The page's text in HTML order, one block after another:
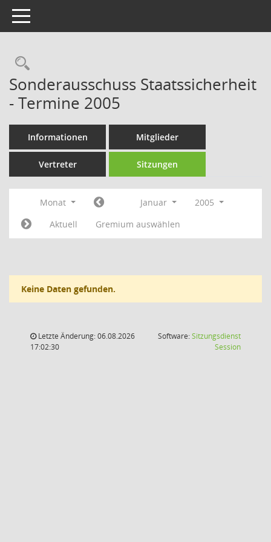
Toggle navigation
Rechercheauswahl
Sonderausschuss Staatssicherheit
- Termine 2005
Informationen Mitglieder
Vertreter Sitzungen
Monat Januar
2005
Aktuell
Gremium auswählen
Keine Daten gefunden.
Letzte Änderung: 06.08.2026
17:02:30
Software:Sitzungsdienst
Session(Wird in